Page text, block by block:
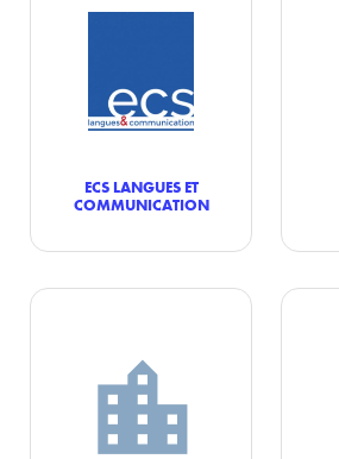
ECS LANGUES ET
COMMUNICATION